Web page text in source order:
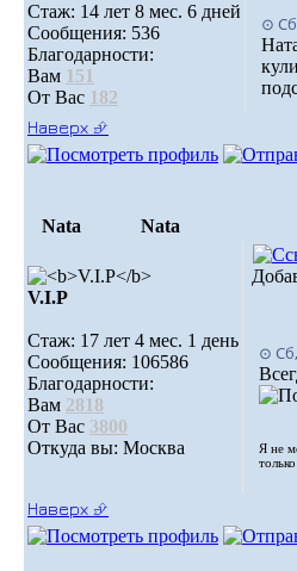
Стаж: 14 лет 8 мес. 6 дней
Сообщения: 536
Благодарности:
Вам 151
От Вас 182
⊙
Наверх ⮵
Nata Nata
V.I.Р
Стаж: 17 лет 4 мес. 1 день
Сообщения: 106586
Благодарности:
Вам 2818
От Вас 3800
Откуда вы: Москва
⊙
Я не
Наверх ⮵